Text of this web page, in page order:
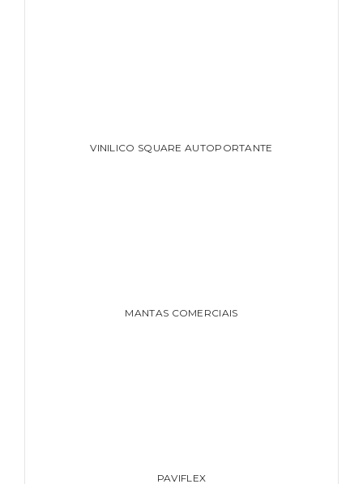
VINILICO SQUARE AUTOPORTANTE
MANTAS COMERCIAIS
PAVIFLEX